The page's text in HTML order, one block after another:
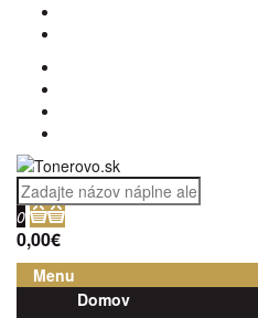
0
0,00€
Menu
Domov